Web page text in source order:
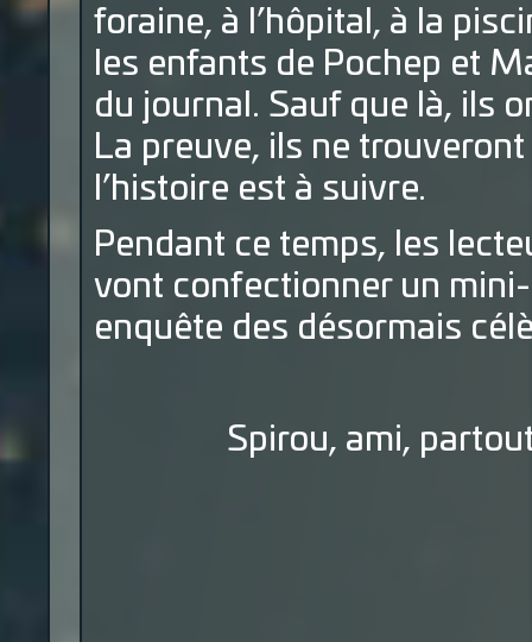
foraine, à l’hôpital, à la
les enfants de Pochep et
du journal. Sauf que là, ils
La preuve, ils ne
l’histoire est à suivre.
Pendant ce temps, les
vont confectionner un
enquête des désormais
Spirou, ami, partout,